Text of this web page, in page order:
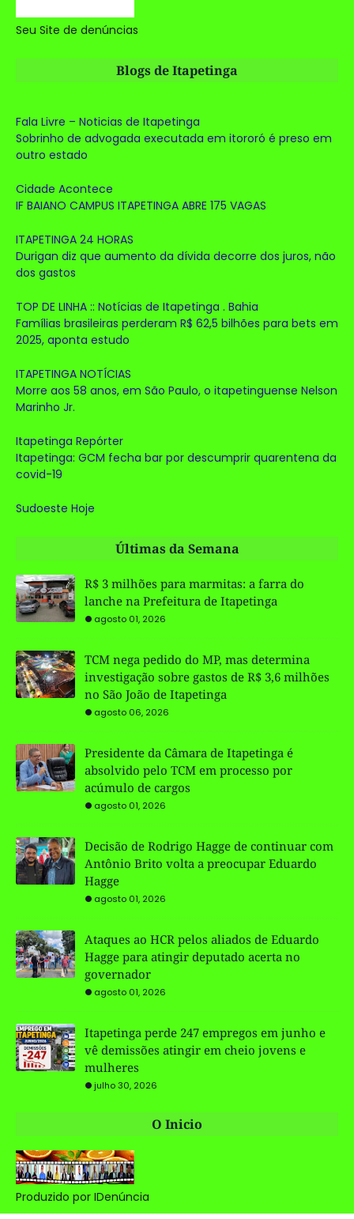
Seu Site de denúncias
Blogs de Itapetinga
Fala Livre – Noticias de Itapetinga
Sobrinho de advogada executada em itororó é preso em
outro estado
Cidade Acontece
IF BAIANO CAMPUS ITAPETINGA ABRE 175 VAGAS
ITAPETINGA 24 HORAS
Durigan diz que aumento da dívida decorre dos juros, não
dos gastos
TOP DE LINHA :: Notícias de Itapetinga . Bahia
Famílias brasileiras perderam R$ 62,5 bilhões para bets em
2025, aponta estudo
ITAPETINGA NOTÍCIAS
Morre aos 58 anos, em São Paulo, o itapetinguense Nelson
Marinho Jr.
Itapetinga Repórter
Itapetinga: GCM fecha bar por descumprir quarentena da
covid-19
Sudoeste Hoje
Últimas da Semana
R$ 3 milhões para marmitas: a farra do
lanche na Prefeitura de Itapetinga
agosto 01, 2026
TCM nega pedido do MP, mas determina
investigação sobre gastos de R$ 3,6 milhões
no São João de Itapetinga
agosto 06, 2026
Presidente da Câmara de Itapetinga é
absolvido pelo TCM em processo por
acúmulo de cargos
agosto 01, 2026
Decisão de Rodrigo Hagge de continuar com
Antônio Brito volta a preocupar Eduardo
Hagge
agosto 01, 2026
Ataques ao HCR pelos aliados de Eduardo
Hagge para atingir deputado acerta no
governador
agosto 01, 2026
Itapetinga perde 247 empregos em junho e
vê demissões atingir em cheio jovens e
mulheres
julho 30, 2026
O Inicio
Produzido por IDenúncia